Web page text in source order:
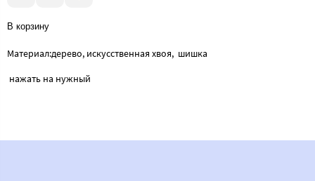
В корзину
Материал:дерево, искусственная хвоя, шишка
нажать на нужный